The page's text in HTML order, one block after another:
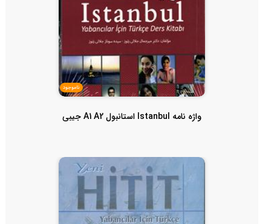
ناموجود
واژه نامه Istanbul استانبول A1 A2 جیبی